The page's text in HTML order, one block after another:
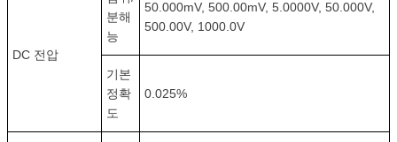
DC 전압
분해
능
50.000mV, 500.00mV, 5.0000V, 50.000V,
500.00V, 1000.0V
기본
정확
도
0.025%